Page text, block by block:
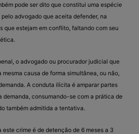
pode ser dito que constitui uma espécie
advogado que aceita defender, na
que estejam em conflito, faltando com seu
o advogado ou procurador judicial que
causa de forma simultânea, ou não,
A conduta ilícita é amparar partes
demanda, consumando-se com a prática de
também admitida a tentativa.
este crime é de detenção de 6 meses a 3